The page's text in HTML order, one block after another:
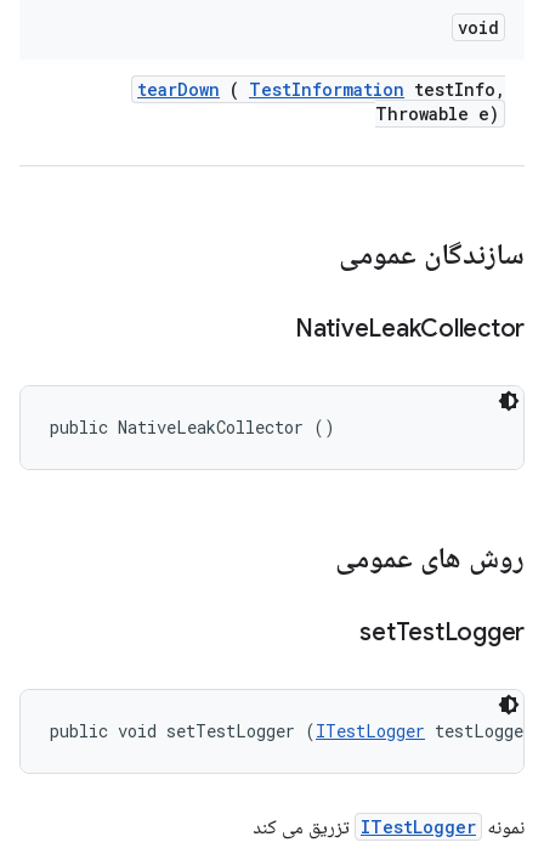
void
tearDown ( TestInformation testInfo ,
Throwable e)
سازندگان عمومی
NativeLeakCollector
public NativeLeakCollector ()
روش های عمومی
setTestLogger
public void setTestLogger (ITestLogger testLogger)
نمونه ITestLogger تزریق می کند